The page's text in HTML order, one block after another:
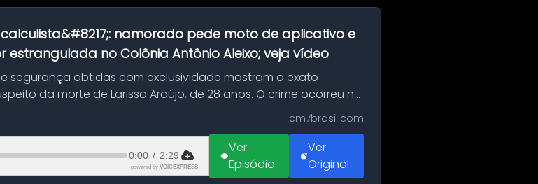
calculista&#8217;: namorado pede moto de aplicativo e
no Colônia Antônio Aleixo; veja vídeo
segurança obtidas com exclusividade mostram o exato
da morte de Larissa Araújo, de 28 anos. O crime ocorreu na
cm7brasil.com
0:00 / 2:29
powered by VOICEXPRESS
Ver
Episódio
Ver
Original